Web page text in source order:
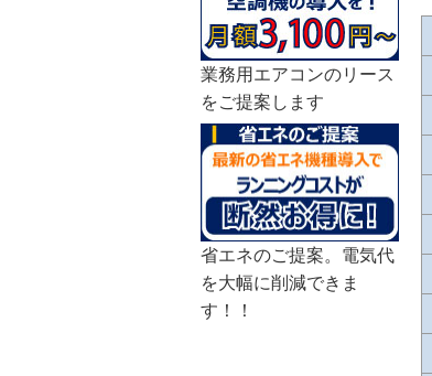
業務用エアコンのリース
をご提案します
省エネのご提案。電気代
を大幅に削減できま
す！！